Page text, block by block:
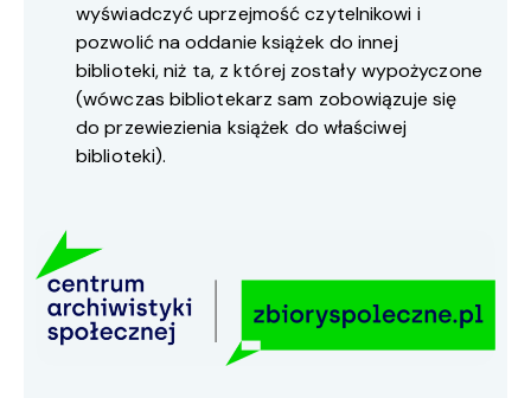
wyświadczyć uprzejmość czytelnikowi i
pozwolić na oddanie książek do innej
biblioteki, niż ta, z której zostały wypożyczone
(wówczas bibliotekarz sam zobowiązuje się
do przewiezienia książek do właściwej
biblioteki).